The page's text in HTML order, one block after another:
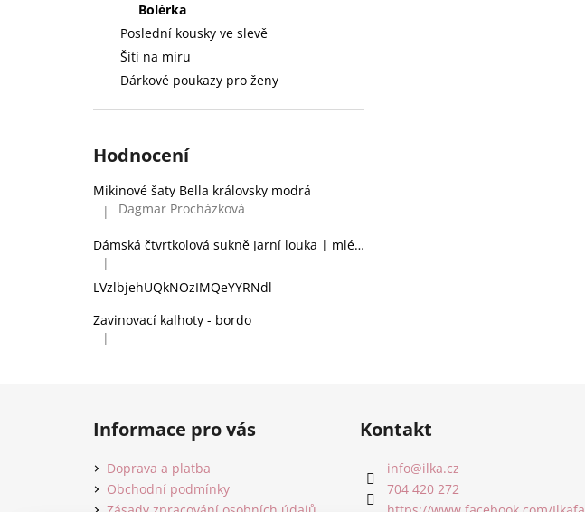
Bolérka
Poslední kousky ve slevě
Šití na míru
Dárkové poukazy pro ženy
Hodnocení
Mikinové šaty Bella královsky modrá
Hodnocení produktu je 5 z 5 hvězdiček.
| Dagmar Procházková
Dámská čtvrtkolová sukně Jarní louka | mléčné hedvábí
Hodnocení produktu je 2 z 5 hvězdiček.
|
LVzlbjehUQkNOzIMQeYYRNdl
Zavinovací kalhoty - bordo
Hodnocení produktu je 5 z 5 hvězdiček.
|
Z
Informace pro vás
Doprava a platba
Obchodní podmínky
Kontakt
info@ilka.cz
704 420 272